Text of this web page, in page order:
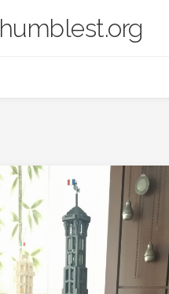
humblest.org